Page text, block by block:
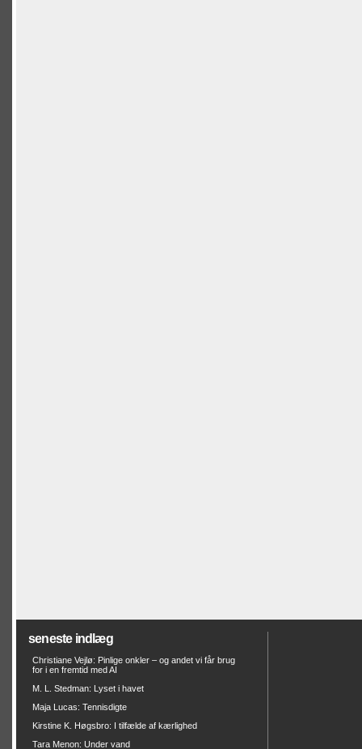
seneste indlæg
Christiane Vejlø: Pinlige onkler – og andet vi får brug
for i en fremtid med AI
M. L. Stedman: Lyset i havet
Maja Lucas: Tennisdigte
Kirstine K. Høgsbro: I tilfælde af kærlighed
Tara Menon: Under vand